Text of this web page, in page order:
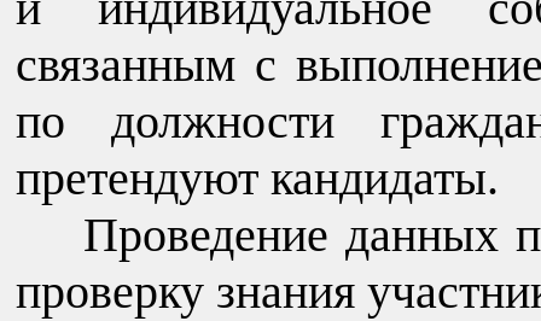
связанным с
по должности
претендуют кандидаты.
Проведение данных
проверку знания